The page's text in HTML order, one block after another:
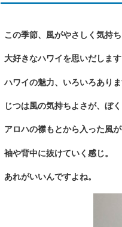
この季節、風がやさしく気持ち
大好きなハワイを思いだします
ハワイの魅力、いろいろありま
じつは風の気持ちよさが、ぼ
アロハの襟もとから入った風が
袖や背中に抜けていく感じ。
あれがいいんですよね。